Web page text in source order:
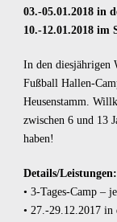
03.-05.01.2018 in
10.-12.01.2018 im
In den diesjährigen
Fußball Hallen-
Heusenstamm.
zwischen 6 und 13
haben!
Details/Leistungen:
• 3-Tages-Camp –
• 27.-29.12.2017 in